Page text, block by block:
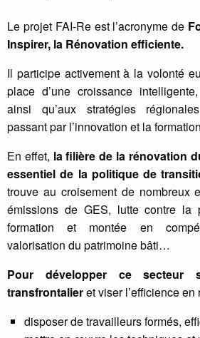
Le projet FAI-Re est l’acronyme de
Inspirer, la Rénovation efficiente.
Il participe activement à la volonté
place d’une croissance
ainsi qu’aux stratégies
passant par l’innovation et la
En effet, la filière de la rénovation
essentiel de la politique de
trouve au croisement de nombreux
émissions de GES, lutte contre la
formation et montée en
valorisation du patrimoine bâti…
Pour développer ce secteur
transfrontalieret viser l’efficience
disposer de travailleurs formés,